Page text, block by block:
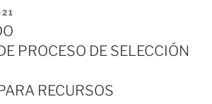
PROCESO DE SELECCIÓN
RECURSOS